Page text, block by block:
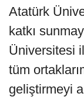
Atatürk
katkı
Üniversitesi
tüm
geliştirmeyi